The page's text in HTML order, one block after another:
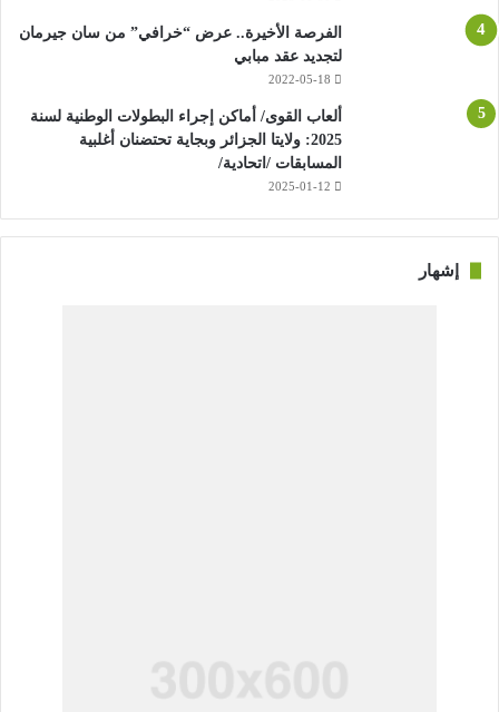
الفرصة الأخيرة.. عرض “خرافي” من سان جيرمان
لتجديد عقد مبابي
2022-05-18
ألعاب القوى/ أماكن إجراء البطولات الوطنية لسنة
2025: ولايتا الجزائر وبجاية تحتضنان أغلبية
المسابقات /اتحادية/
2025-01-12
إشهار